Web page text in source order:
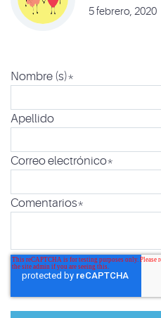
5 febrero, 2020
Nombre (s)*
Apellido
Correo electrónico*
Comentarios*